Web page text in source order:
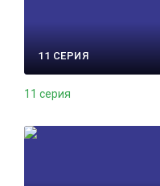
11 СЕРИЯ
11 серия